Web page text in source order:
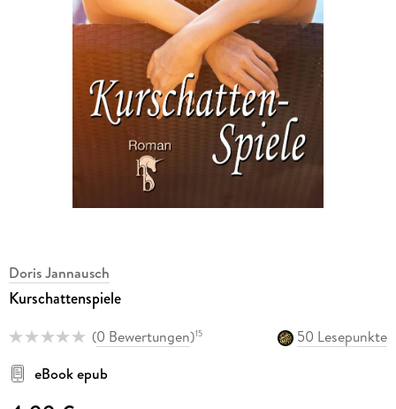
Doris Jannausch
Kurschattenspiele
(0 Bewertungen)15
50 Lesepunkte
eBook epub